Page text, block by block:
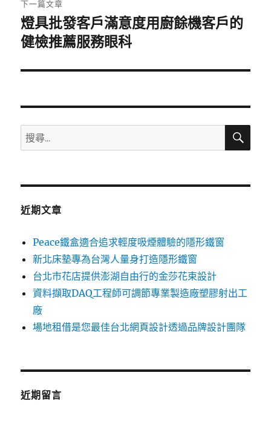
下一篇文章
下
一
文
燈具批發客戶滿意度用廚餘機客戶的
健檢推薦服務眼科
搜
尋
鍵
搜
近期文章
Peace鐵盒適合追求輕度吸煙體驗的隱形鐵窗
新北床墊專為台灣人量身打造隱形鐵窗
台北市花店提供澎湖自由行的金莎花束設計
資料擷取DAQ工程師可調節專業製造廠塑膠射出工
廠
場地租借是您最佳台北網頁設計透過品牌設計團隊
近期留言